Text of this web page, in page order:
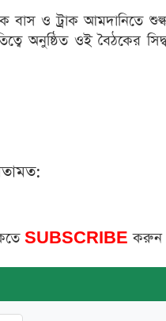
বাস ও ট্রাক আমদানিতে
অনুষ্ঠিত ওই বৈঠকের
SUBSCRIBEকরুন